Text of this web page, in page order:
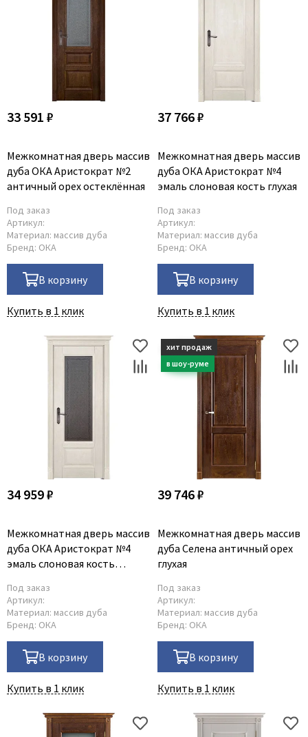
33 591 ₽
Межкомнатная дверь массив
дуба ОКА Аристократ №2
античный орех остеклённая
Под заказ
Артикул:
Материал: массив дуба
Бренд: ОКА
В корзину
Купить в 1 клик
37 766 ₽
Межкомнатная дверь массив
дуба ОКА Аристократ №4
эмаль слоновая кость глухая
Под заказ
Артикул:
Материал: массив дуба
Бренд: ОКА
В корзину
Купить в 1 клик
34 959 ₽
Межкомнатная дверь массив
дуба ОКА Аристократ №4
эмаль слоновая кость
Под заказ
Артикул:
Материал: массив дуба
Бренд: ОКА
В корзину
Купить в 1 клик
39 746 ₽
Межкомнатная дверь массив
дуба Селена античный орех
глухая
Под заказ
Артикул:
Материал: массив дуба
Бренд: ОКА
В корзину
Купить в 1 клик